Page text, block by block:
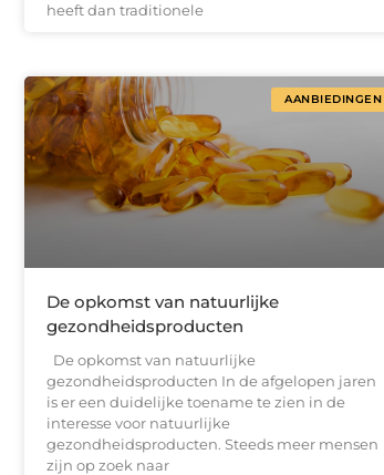
heeft dan traditionele
AANBIEDINGEN
De opkomst van natuurlijke
gezondheidsproducten
De opkomst van natuurlijke
gezondheidsproducten In de afgelopen jaren
is er een duidelijke toename te zien in de
interesse voor natuurlijke
gezondheidsproducten. Steeds meer mensen
zijn op zoek naar